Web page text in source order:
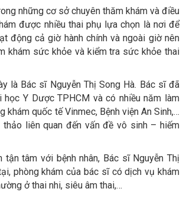
những cơ sở chuyên thăm khám và điều
được nhiều thai phụ lựa chọn là nơi để
động cả giờ hành chính và ngoài giờ nên
khám sức khỏe và kiểm tra sức khỏe thai
là Bác sĩ Nguyễn Thị Song Hà. Bác sĩ đã
Y Dược TPHCM và có nhiều năm làm
quốc tế Vinmec, Bệnh viện An Sinh,…
liên quan đến vấn đề vô sinh – hiếm
tâm với bệnh nhân, Bác sĩ Nguyễn Thị
phòng khám của bác sĩ có dịch vụ khám
ở thai nhi, siêu âm thai,…